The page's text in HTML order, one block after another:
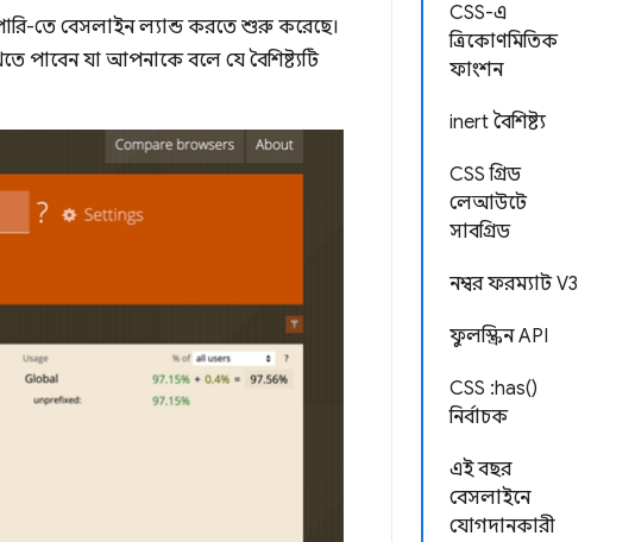
CSS-এ
ত্রিকোণমিতিক
ফাংশন
inert বৈশিষ্ট্য
CSS গ্রিড
লেআউটে
সাবগ্রিড
নম্বর ফরম্যাট V3
ফুলস্ক্রিন API
CSS :has()
নির্বাচক
এই বছর
বেসলাইনে
যোগদানকারী
তে বেসলাইন ল্যান্ড করতে শুরু করেছে।
পাবেন যা আপনাকে বলে যে বৈশিষ্ট্যটি